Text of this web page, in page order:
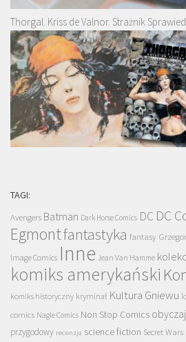
Thorgal. Kriss de Valnor. Strażnik
TAGI:
Avengers Batman Dark Horse Comics DC DC
Egmontfantastyka fantasy
Image Comics Inne Jean Van Hamme
komiks amerykański
komiks historyczny kryminał Kultura Gniewu
comics Nagle Comics Non Stop Comics
przygodowy recenzja science fiction Secret Wars